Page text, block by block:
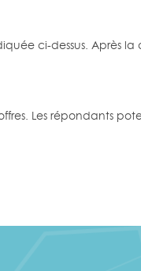
ci-dessus. Après
Les répondants